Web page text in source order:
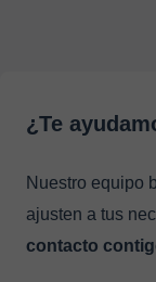
¿Te
Nuestro equipo
ajusten a tus
contacto